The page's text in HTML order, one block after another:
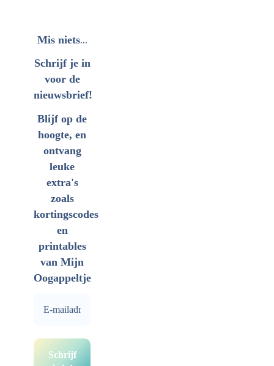
Mis niets...
Schrijf je in
voor de
nieuwsbrief!
Blijf op de
hoogte, en
ontvang
leuke
extra's
zoals
kortingscodes
en
printables
van Mijn
Oogappeltje